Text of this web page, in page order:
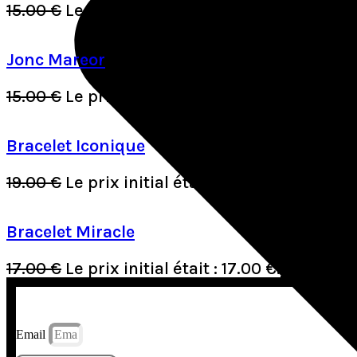
15.00€ Le prix initial était : 15.00 €.
Jonc Mareor
15.00€ Le prix initial était : 15.00 €.
Bracelet Iconique
19.00€ Le prix initial était : 19.00 €.
Bracelet Miracle
17.00€ Le prix initial était : 17.00 €.
Email